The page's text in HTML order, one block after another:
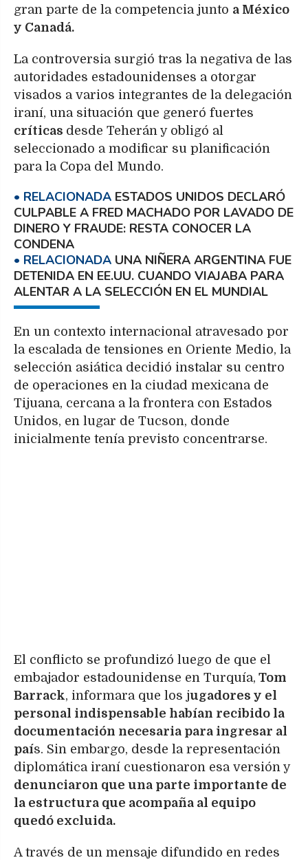
gran parte de la competencia junto a México
y Canadá.
La controversia surgió tras la negativa de las
autoridades estadounidenses a otorgar
visados a varios integrantes de la delegación
iraní, una situación que generó fuertes
críticas desde Teherán y obligó al
seleccionado a modificar su planificación
para la Copa del Mundo.
ESTADOS UNIDOS DECLARÓ
CULPABLE A FRED MACHADO POR LAVADO DE
DINERO Y FRAUDE: RESTA CONOCER LA
CONDENA
UNA NIÑERA ARGENTINA FUE
DETENIDA EN EE.UU. CUANDO VIAJABA PARA
ALENTAR A LA SELECCIÓN EN EL MUNDIAL
En un contexto internacional atravesado por
la escalada de tensiones en Oriente Medio, la
selección asiática decidió instalar su centro
de operaciones en la ciudad mexicana de
Tijuana, cercana a la frontera con Estados
Unidos, en lugar de Tucson, donde
inicialmente tenía previsto concentrarse.
El conflicto se profundizó luego de que el
embajador estadounidense en Turquía, Tom
Barrack, informara que los jugadores y el
personal indispensable habían recibido la
documentación necesaria para ingresar al
país. Sin embargo, desde la representación
diplomática iraní cuestionaron esa versión y
denunciaron que una parte importante de
la estructura que acompaña al equipo
quedó excluida.
A través de un mensaje difundido en redes